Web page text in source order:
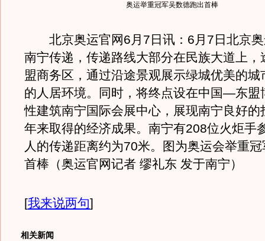
奥运举重冠军吴数德跑出首棒
北京奥运官网6月7日讯：6月7日北京奥
南宁传递，传递路线大部分在民族大道上
盟商务区，通过沿途景观展示绿城优美的城
的人居环境。同时，将终点设在中国—东盟
性建筑南宁国际会展中心，展现南宁良好的
年来取得的经济成果。南宁有208位火炬手
人的传递距离约为70米。图为奥运会举重
首棒（奥运官网记者 缪礼东 发于南宁）
[我来说两句]
相关新闻